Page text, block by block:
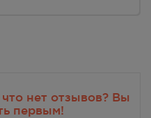
нет отзывов? Вы
первым!